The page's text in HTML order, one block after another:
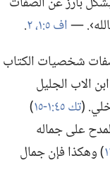
—‏اف ٥:‏١،‏ ٢
‏.‏
صفات شخصيات الكتاب
الاب الجليل
(‏تك ٤٥:‏١-‏١٥
‏)‏
على جماله
‏)‏ وهكذا فإن جمال